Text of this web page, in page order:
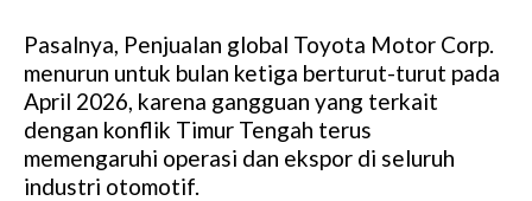
Pasalnya, Penjualan global Toyota Motor Corp.
menurun untuk bulan ketiga berturut-turut pada
April 2026, karena gangguan yang terkait
dengan konflik Timur Tengah terus
memengaruhi operasi dan ekspor di seluruh
industri otomotif.